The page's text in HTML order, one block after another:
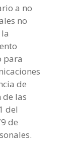
a no
no
para
de
las
del
de